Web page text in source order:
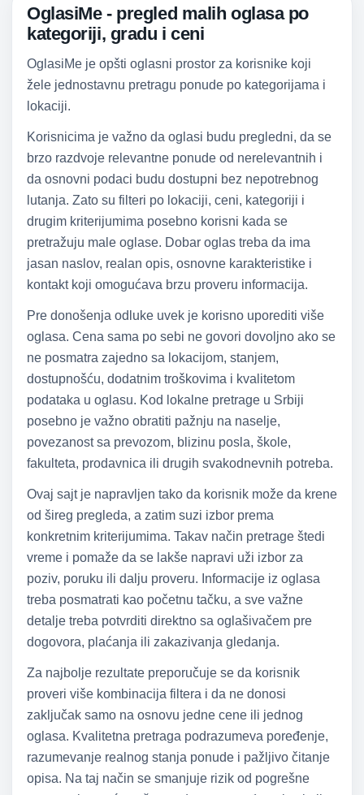
OglasiMe - pregled malih oglasa po
kategoriji, gradu i ceni
OglasiMe je opšti oglasni prostor za korisnike koji
žele jednostavnu pretragu ponude po kategorijama i
lokaciji.
Korisnicima je važno da oglasi budu pregledni, da se
brzo razdvoje relevantne ponude od nerelevantnih i
da osnovni podaci budu dostupni bez nepotrebnog
lutanja. Zato su filteri po lokaciji, ceni, kategoriji i
drugim kriterijumima posebno korisni kada se
pretražuju male oglase. Dobar oglas treba da ima
jasan naslov, realan opis, osnovne karakteristike i
kontakt koji omogućava brzu proveru informacija.
Pre donošenja odluke uvek je korisno uporediti više
oglasa. Cena sama po sebi ne govori dovoljno ako se
ne posmatra zajedno sa lokacijom, stanjem,
dostupnošću, dodatnim troškovima i kvalitetom
podataka u oglasu. Kod lokalne pretrage u Srbiji
posebno je važno obratiti pažnju na naselje,
povezanost sa prevozom, blizinu posla, škole,
fakulteta, prodavnica ili drugih svakodnevnih potreba.
Ovaj sajt je napravljen tako da korisnik može da krene
od šireg pregleda, a zatim suzi izbor prema
konkretnim kriterijumima. Takav način pretrage štedi
vreme i pomaže da se lakše napravi uži izbor za
poziv, poruku ili dalju proveru. Informacije iz oglasa
treba posmatrati kao početnu tačku, a sve važne
detalje treba potvrditi direktno sa oglašivačem pre
dogovora, plaćanja ili zakazivanja gledanja.
Za najbolje rezultate preporučuje se da korisnik
proveri više kombinacija filtera i da ne donosi
zaključak samo na osnovu jedne cene ili jednog
oglasa. Kvalitetna pretraga podrazumeva poređenje,
razumevanje realnog stanja ponude i pažljivo čitanje
opisa. Na taj način se smanjuje rizik od pogrešne